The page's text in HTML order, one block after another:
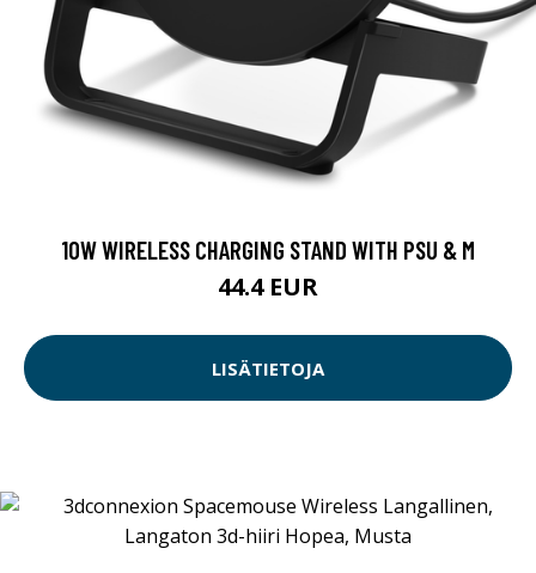
10W WIRELESS CHARGING STAND WITH PSU & M
44.4 EUR
LISÄTIETOJA